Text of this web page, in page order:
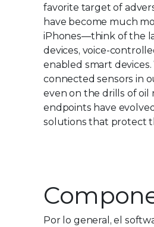
favorite target of
have become much
iPhones—think of the
devices, voice-
enabled smart
connected sensors in
even on the drills of oil
endpoints have
solutions that protect
Por lo general, el